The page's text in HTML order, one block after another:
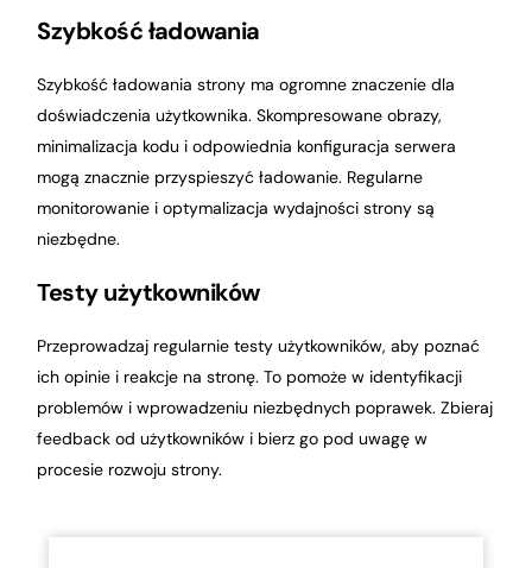
Szybkość ładowania
Szybkość ładowania strony ma ogromne znaczenie dla
doświadczenia użytkownika. Skompresowane obrazy,
minimalizacja kodu i odpowiednia konfiguracja serwera
mogą znacznie przyspieszyć ładowanie. Regularne
monitorowanie i optymalizacja wydajności strony są
niezbędne.
Testy użytkowników
Przeprowadzaj regularnie testy użytkowników, aby poznać
ich opinie i reakcje na stronę. To pomoże w identyfikacji
problemów i wprowadzeniu niezbędnych poprawek. Zbieraj
feedback od użytkowników i bierz go pod uwagę w
procesie rozwoju strony.